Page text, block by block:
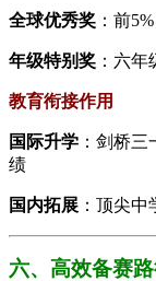
​全球优秀奖​ ：前
​年级特别奖​ ：六
​教育衔接作用​
​国际升学​ ：剑桥
绩
​国内拓展​ ：顶尖
六、高效备赛